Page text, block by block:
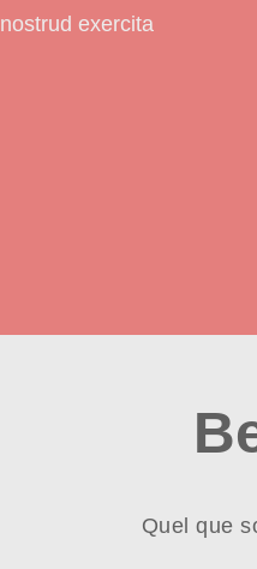
nostrud exercita
Quel que